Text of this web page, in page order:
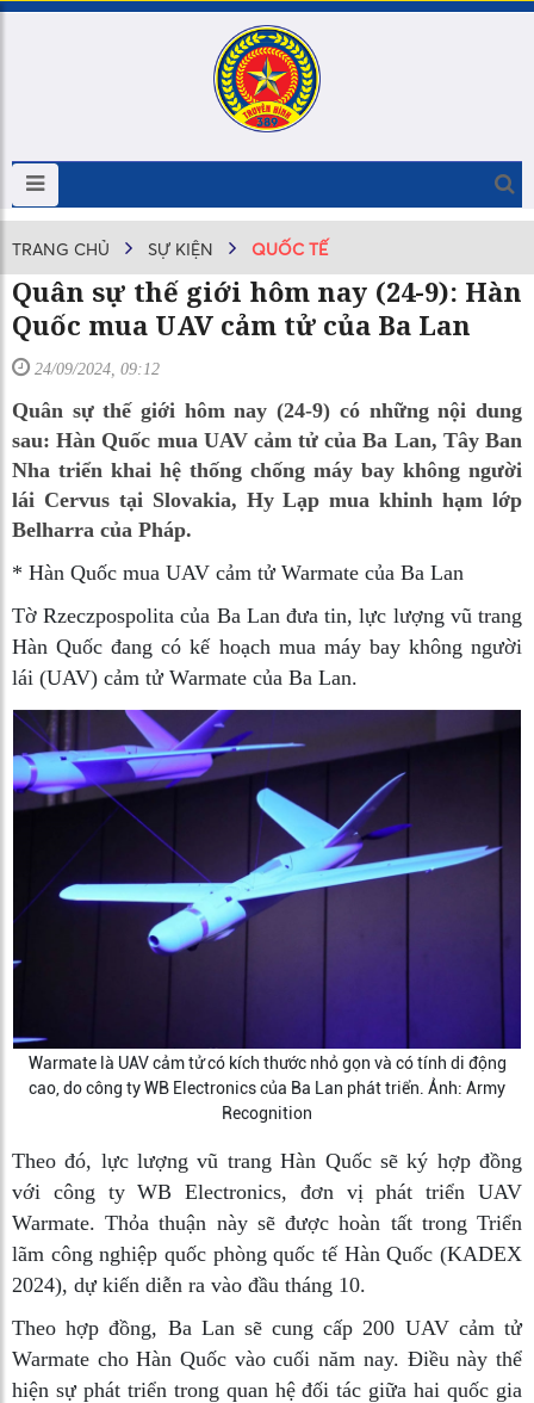
TRANG CHỦ SỰ KIỆN QUỐC TẾ
Quân sự thế giới hôm nay (24-9): Hàn
Quốc mua UAV cảm tử của Ba Lan
24/09/2024, 09:12
Quân sự thế giới hôm nay (24-9) có những nội dung
sau: Hàn Quốc mua UAV cảm tử của Ba Lan, Tây Ban
Nha triển khai hệ thống chống máy bay không người
lái Cervus tại Slovakia, Hy Lạp mua khinh hạm lớp
Belharra của Pháp.
* Hàn Quốc mua UAV cảm tử Warmate của Ba Lan
Tờ Rzeczpospolita của Ba Lan đưa tin, lực lượng vũ trang
Hàn Quốc đang có kế hoạch mua máy bay không người
lái (UAV) cảm tử Warmate của Ba Lan.
Warmate là UAV cảm tử có kích thước nhỏ gọn và có tính di động
cao, do công ty WB Electronics của Ba Lan phát triển. Ảnh: Army
Recognition
Theo đó, lực lượng vũ trang Hàn Quốc sẽ ký hợp đồng
với công ty WB Electronics, đơn vị phát triển UAV
Warmate. Thỏa thuận này sẽ được hoàn tất trong Triển
lãm công nghiệp quốc phòng quốc tế Hàn Quốc (KADEX
2024), dự kiến diễn ra vào đầu tháng 10.
Theo hợp đồng, Ba Lan sẽ cung cấp 200 UAV cảm tử
Warmate cho Hàn Quốc vào cuối năm nay. Điều này thể
hiện sự phát triển trong quan hệ đối tác giữa hai quốc gia